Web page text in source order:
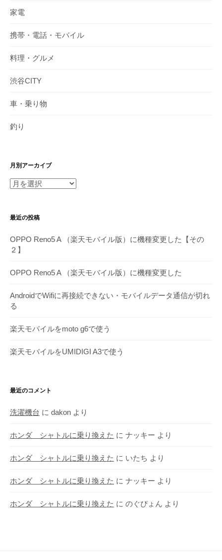
家電
携帯・電話・モバイル
料理・グルメ
渋谷CITY
車・乗り物
釣り
月別アーカイブ
月
ー
イ
ブ
最近の投稿
OPPO Reno5 A （楽天モバイル版）に機種変更した【その
２】
OPPO Reno5 A （楽天モバイル版）に機種変更した
AndroidでWifiに再接続できない・モバイルデータ通信が切れ
る
楽天モバイルをmoto g6で使う
楽天モバイルをUMIDIGI A3で使う
最近のコメント
洗濯機台 に dakon より
ホンダ シャトルに乗り換えた に ナッキー より
ホンダ シャトルに乗り換えた に いたち より
ホンダ シャトルに乗り換えた に ナッキー より
ホンダ シャトルに乗り換えた に のぐぴょん より